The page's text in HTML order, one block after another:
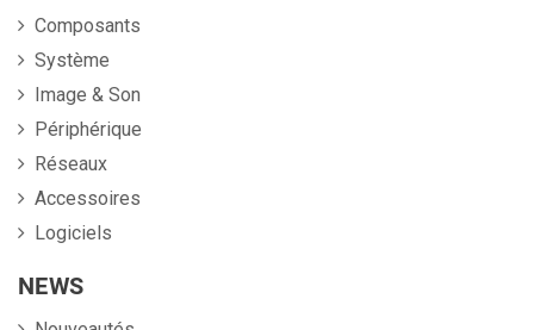
Composants
Système
Image & Son
Périphérique
Réseaux
Accessoires
Logiciels
NEWS